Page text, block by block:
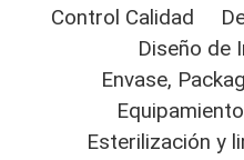
Control Calidad
Diseño de
Envase,
Esterilización y